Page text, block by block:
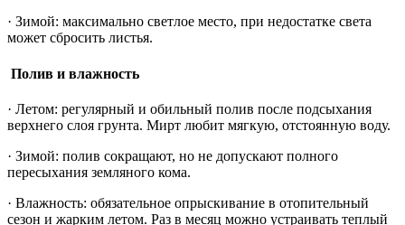
· Зимой: максимально светлое место, при недостатке света
может сбросить листья.
Полив и влажность
· Летом: регулярный и обильный полив после подсыхания
верхнего слоя грунта. Мирт любит мягкую, отстоянную воду.
· Зимой: полив сокращают, но не допускают полного
пересыхания земляного кома.
· Влажность: обязательное опрыскивание в отопительный
сезон и жарким летом. Раз в месяц можно устраивать теплый